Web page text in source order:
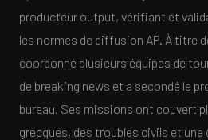
producteur output, vérifiant et
les normes de diffusion AP. À titre
coordonné plusieurs équipes de
de breaking news et a secondé le
bureau. Ses missions ont couvert
grecques, des troubles civils et une